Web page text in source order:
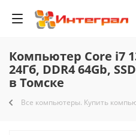
Компьютер Core i7
24Гб, DDR4 64Gb,
в Томске
Все компьютеры. Купить